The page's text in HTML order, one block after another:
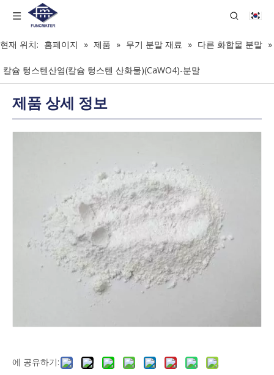
현재 위치: 홈페이지 » 제품 » 무기 분말 재료 » 다른 화합물 분말 »
칼슘 텅스텐산염(칼슘 텅스텐 산화물)(CaWO4)-분말
제품 상세 정보
에 공유하기: